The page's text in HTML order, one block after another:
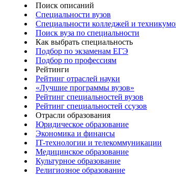
Поиск описаний
Специальности вузов
Специальности колледжей и
Поиск вуза по специальности
Как выбрать специальность
Подбор по экзаменам ЕГЭ
Подбор по профессиям
Рейтинги
Рейтинг отраслей науки
«Лучшие программы вузов»
Рейтинг специальностей вузов
Рейтинг специальностей ссузов
Отрасли образования
Юридическое образование
Экономика и финансы
IT-технологии и телекоммуникации
Медицинское образование
Культурное образование
Религиозное образование